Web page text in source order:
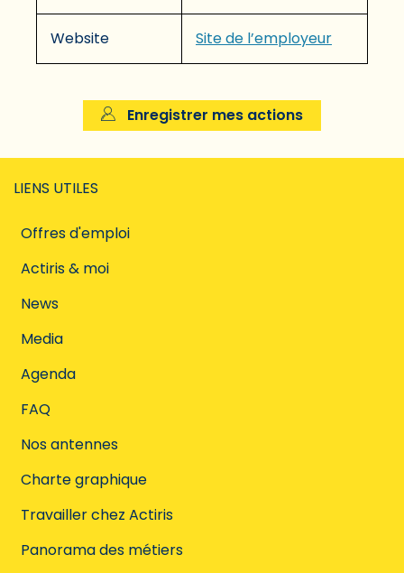
Website Site de l’employeur
Enregistrer mes actions
LIENS UTILES
Offres d'emploi
Actiris & moi
News
Media
Agenda
FAQ
Nos antennes
Charte graphique
Travailler chez Actiris
Panorama des métiers